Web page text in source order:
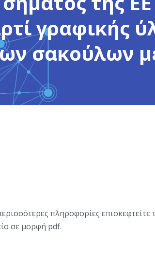
γραφικής
σακούλων
πληροφορίες επισκεφτείτε
σε μορφή pdf.